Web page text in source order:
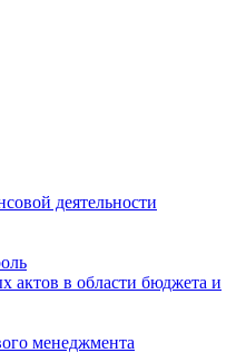
деятельности
актов в области бюджета и
менеджмента